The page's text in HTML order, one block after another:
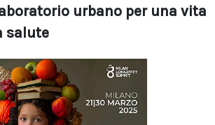
urbano per una vita
salute